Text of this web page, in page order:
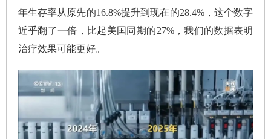
年生存率从原先的16.8%提升到现在的28.4%，这个数字
近乎翻了一倍，比起美国同期的27%，我们的数据表明
治疗效果可能更好。